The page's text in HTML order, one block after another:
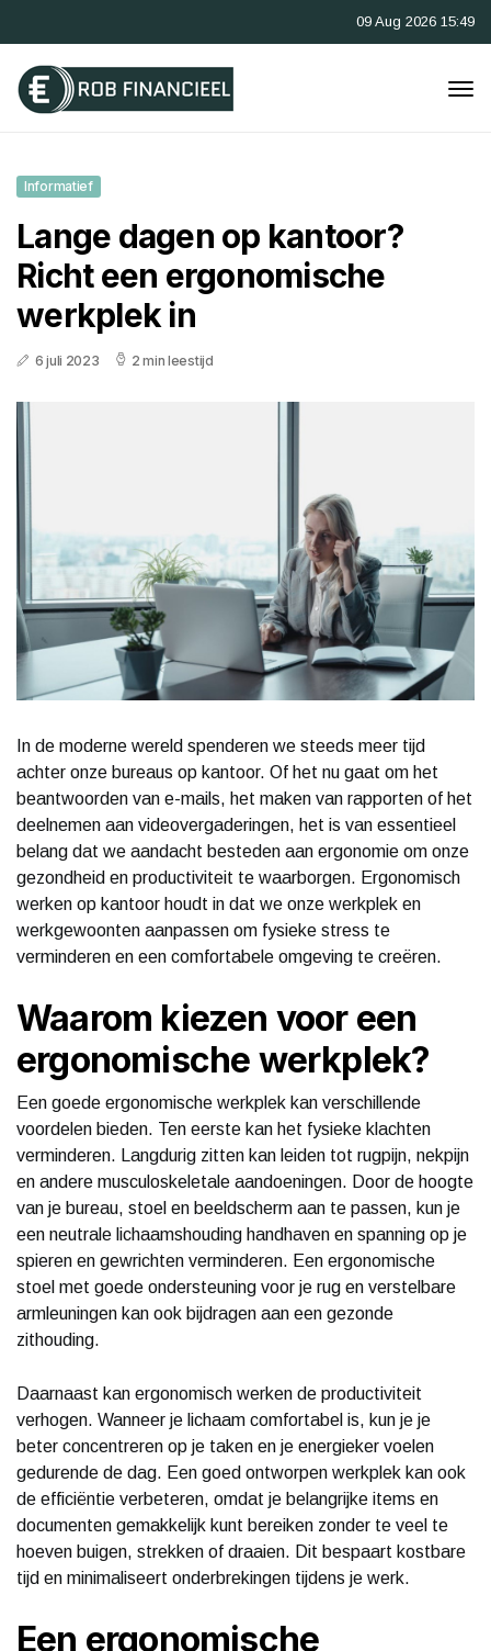
09 Aug 2026 15:49
Informatief
Lange dagen op kantoor?
Richt een ergonomische
werkplek in
6 juli 2023 2 min leestijd
In de moderne wereld spenderen we steeds meer tijd
achter onze bureaus op kantoor. Of het nu gaat om het
beantwoorden van e-mails, het maken van rapporten of het
deelnemen aan videovergaderingen, het is van essentieel
belang dat we aandacht besteden aan ergonomie om onze
gezondheid en productiviteit te waarborgen. Ergonomisch
werken op kantoor houdt in dat we onze werkplek en
werkgewoonten aanpassen om fysieke stress te
verminderen en een comfortabele omgeving te creëren.
Waarom kiezen voor een
ergonomische werkplek?
Een goede ergonomische werkplek kan verschillende
voordelen bieden. Ten eerste kan het fysieke klachten
verminderen. Langdurig zitten kan leiden tot rugpijn, nekpijn
en andere musculoskeletale aandoeningen. Door de hoogte
van je bureau, stoel en beeldscherm aan te passen, kun je
een neutrale lichaamshouding handhaven en spanning op je
spieren en gewrichten verminderen. Een ergonomische
stoel met goede ondersteuning voor je rug en verstelbare
armleuningen kan ook bijdragen aan een gezonde
zithouding.
Daarnaast kan ergonomisch werken de productiviteit
verhogen. Wanneer je lichaam comfortabel is, kun je je
beter concentreren op je taken en je energieker voelen
gedurende de dag. Een goed ontworpen werkplek kan ook
de efficiëntie verbeteren, omdat je belangrijke items en
documenten gemakkelijk kunt bereiken zonder te veel te
hoeven buigen, strekken of draaien. Dit bespaart kostbare
tijd en minimaliseert onderbrekingen tijdens je werk.
Een ergonomische